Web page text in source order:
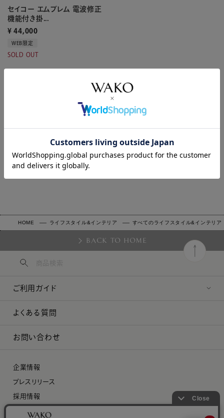
セイコー エムブレム 電波修正
機能付き掛...
¥ 44,000
WEB限定
SOLD OUT
件中 1 1件表示
最近ご覧になった商品
HOME ライフスタイル&インテリア すべてのライフスタイル&インテリア
BACK TO HOME
ご利用ガイド
よくある質問
お問い合わせ
企業情報
プレスリリース
採用情報